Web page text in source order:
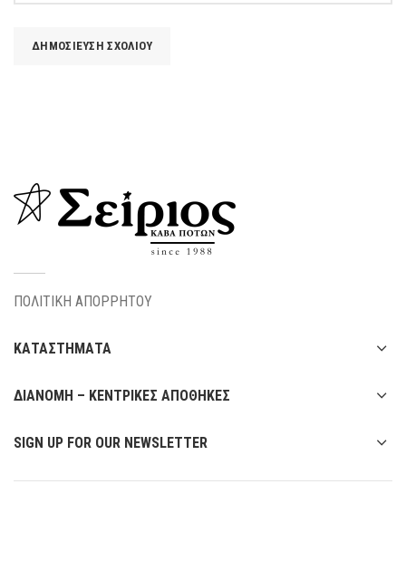
ΠΟΛΙΤΙΚΗ ΑΠΟΡΡΗΤΟΥ
ΚΑΤΑΣΤΗΜΑΤΑ
ΔΙΑΝΟΜΗ – ΚΕΝΤΡΙΚΕΣ ΑΠΟΘΗΚΕΣ
SIGN UP FOR OUR NEWSLETTER